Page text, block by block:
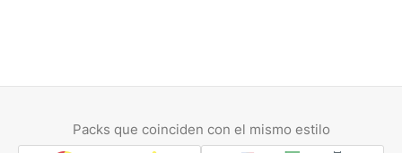
Packs que coinciden con el mismo estilo